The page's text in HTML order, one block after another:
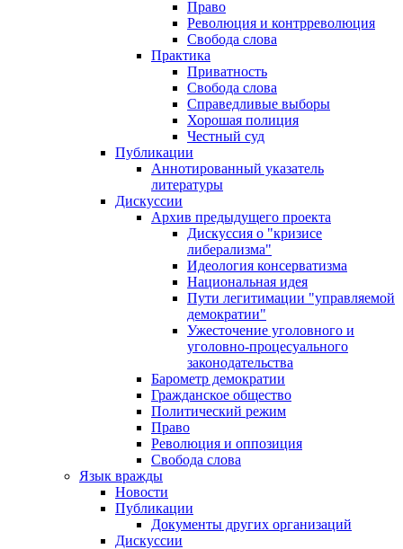
Право
Революция и контрреволюция
Свобода слова
Практика
Приватность
Свобода слова
Справедливые выборы
Хорошая полиция
Честный суд
Публикации
Аннотированный указатель
литературы
Дискуссии
Архив предыдущего проекта
Дискуссия о "кризисе
либерализма"
Идеология консерватизма
Национальная идея
Пути легитимации "управляемой
демократии"
Ужесточение уголовного и
уголовно-процесуального
законодательства
Барометр демократии
Гражданское общество
Политический режим
Право
Революция и оппозиция
Свобода слова
Язык вражды
Новости
Публикации
Документы других организаций
Дискуссии